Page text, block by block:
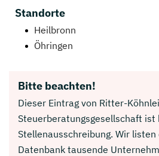
Standorte
Heilbronn
Öhringen
Bitte beachten!
Dieser Eintrag von Ritter-
Steuerberatungsgesellschaft ist
Stellenausschreibung. Wir
Datenbank tausende